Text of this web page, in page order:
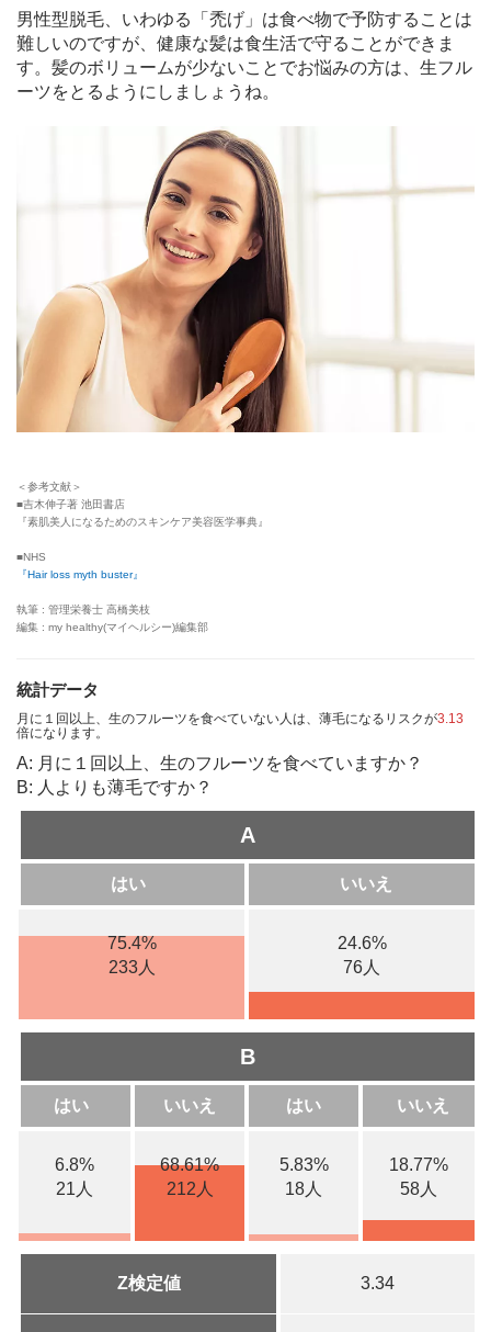
男性型脱毛、いわゆる「禿げ」は食べ物で予防することは
難しいのですが、健康な髪は食生活で守ることができま
す。髪のボリュームが少ないことでお悩みの方は、生フル
ーツをとるようにしましょうね。
＜参考文献＞
■吉木伸子著 池田書店
『素肌美人になるためのスキンケア美容医学事典』
■NHS
『Hair loss myth buster』
執筆 : 管理栄養士 高橋美枝
編集 : my healthy(マイヘルシー)編集部
統計データ
月に１回以上、生のフルーツを食べていない人は、薄毛になるリスクが3.13
倍になります。
A: 月に１回以上、生のフルーツを食べていますか？
B: 人よりも薄毛ですか？
A
はい いいえ
75.4%
233人
24.6%
76人
B
はい いいえ はい いいえ
6.8%
21人
68.61%
212人
5.83%
18人
18.77%
58人
Z検定値 3.34